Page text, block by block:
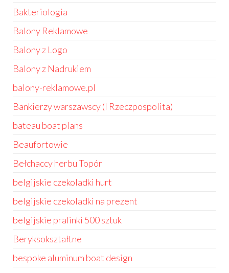
Bakteriologia
Balony Reklamowe
Balony z Logo
Balony z Nadrukiem
balony-reklamowe.pl
Bankierzy warszawscy (I Rzeczpospolita)
bateau boat plans
Beaufortowie
Bełchaccy herbu Topór
belgijskie czekoladki hurt
belgijskie czekoladki na prezent
belgijskie pralinki 500 sztuk
Beryksokształtne
bespoke aluminum boat design